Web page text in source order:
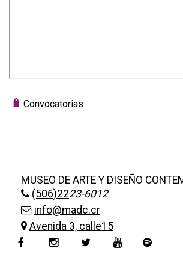
Convocatorias
MUSEO DE ARTE Y DISEÑO
(506)2223-6012
info@madc.cr
Avenida 3, calle15